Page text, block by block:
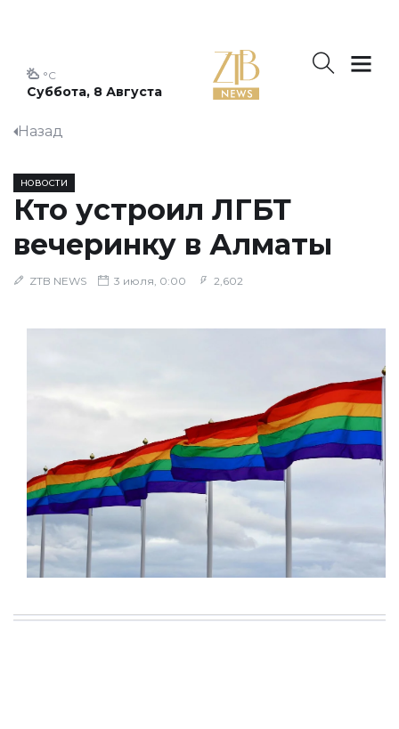
Суббота, 8 Августа
°C
Назад
НОВОСТИ
Кто устроил ЛГБТ
вечеринку в Алматы
ZTB NEWS 3 июля, 0:00 2,602